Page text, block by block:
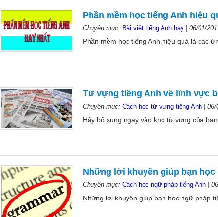
Phần mềm học tiếng Anh hiệu
Chuyên mục: Bài viết tiếng Anh hay 06/01/
Phần mềm học tiếng Anh hiệu quả là các
Từ vựng tiếng Anh về lĩnh vực
Chuyên mục: Cách học từ vựng tiếng Anh 06/
Hãy bổ sung ngay vào kho từ vựng của
Những lời khuyên giúp bạn
Chuyên mục: Cách học ngữ pháp tiếng Anh
Những lời khuyên giúp bạn học ngữ pháp